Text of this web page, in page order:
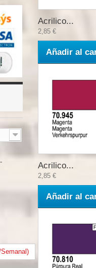
Acrilico...
2,85 €
Añadir al
Acrilico...
2,85 €
Añadir al